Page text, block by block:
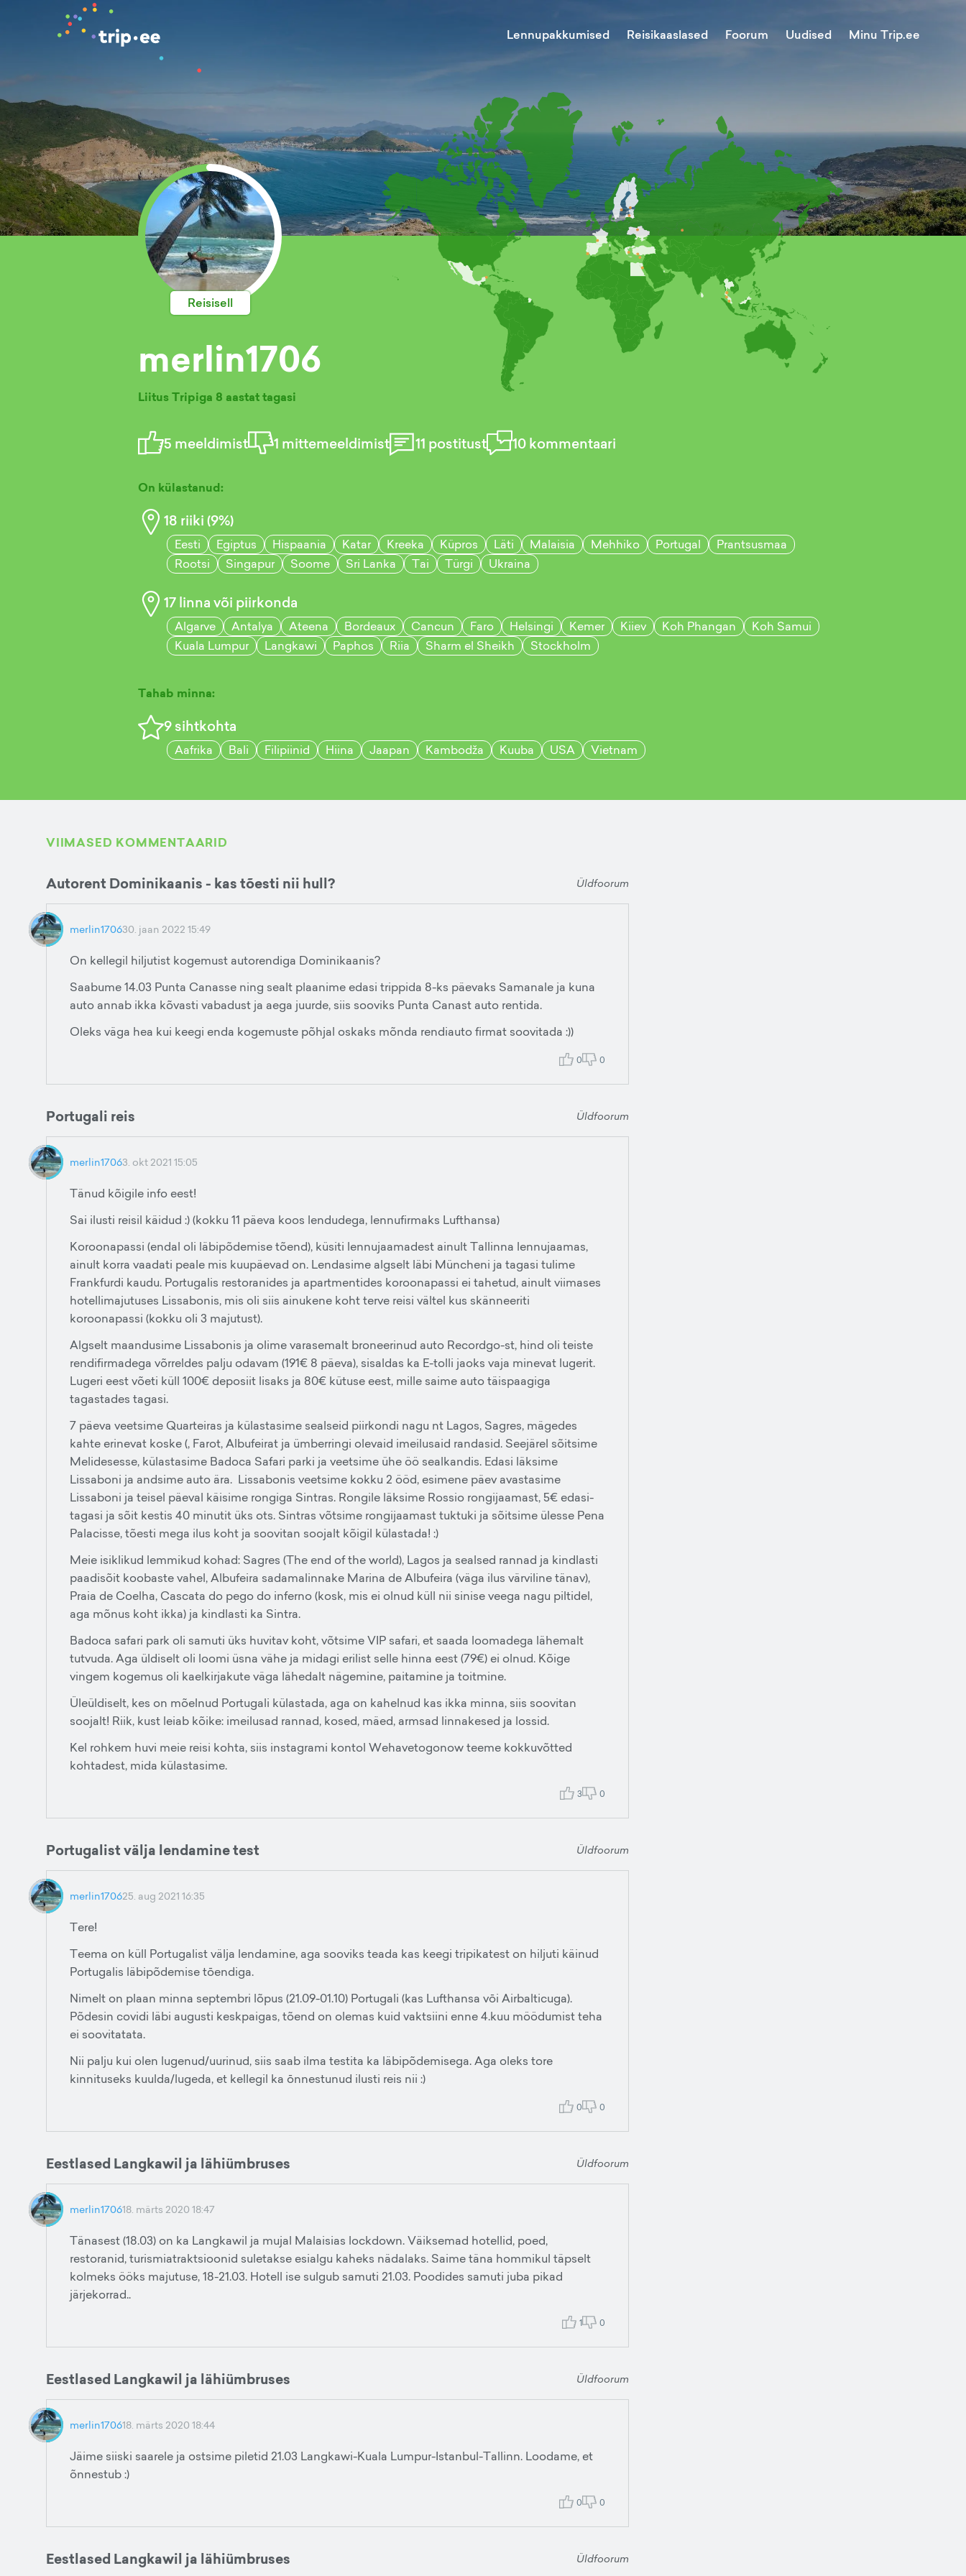
Lennupakkumised Reisikaaslased Foorum Uudised Minu Trip.ee
Reisisell
merlin1706
Liitus Tripiga 8 aastat tagasi
5 meeldimist 1 mittemeeldimist 11 postitust 10kommentaari
On külastanud:
18 riiki (9%)
Eesti Egiptus Hispaania Katar Kreeka Küpros Läti Malaisia Mehhiko Portugal
Prantsusmaa
Rootsi
Singapur Soome Sri Lanka Tai Türgi Ukraina
17linna või piirkonda
Algarve Antalya Ateena Bordeaux Cancun Faro Helsingi Kemer Kiiev Koh Phangan
Koh Samui
Kuala Lumpur
Langkawi Paphos Riia Sharm el Sheikh Stockholm
Tahab minna:
9sihtkohta
Aafrika Bali Filipiinid Hiina Jaapan Kambodža Kuuba USA Vietnam
VIIMASED KOMMENTAARID
Autorent Dominikaanis - kas tõesti nii hull? Üldfoorum
merlin170630. jaan 2022 15:49
On kellegil hiljutist kogemust autorendiga Dominikaanis?
Saabume 14.03 Punta Canasse ning sealt plaanime edasi trippida 8-ks päevaks Samanale ja kuna
auto annab ikka kõvasti vabadust ja aega juurde, siis sooviks Punta Canast auto rentida.
Oleks väga hea kui keegi enda kogemuste põhjal oskaks mõnda rendiauto firmat soovitada :))
0 0
Portugali reis Üldfoorum
merlin17063. okt 2021 15:05
Tänud kõigile info eest!
Sai ilusti reisil käidud :) (kokku 11 päeva koos lendudega, lennufirmaks Lufthansa)
Koroonapassi (endal oli läbipõdemise tõend), küsiti lennujaamadest ainult Tallinna lennujaamas,
ainult korra vaadati peale mis kuupäevad on. Lendasime algselt läbi Müncheni ja tagasi tulime
Frankfurdi kaudu. Portugalis restoranides ja apartmentides koroonapassi ei tahetud, ainult viimases
hotellimajutuses Lissabonis, mis oli siis ainukene koht terve reisi vältel kus skänneeriti
koroonapassi (kokku oli 3 majutust).
Algselt maandusime Lissabonis ja olime varasemalt broneerinud auto Recordgo-st, hind oli teiste
rendifirmadega võrreldes palju odavam (191€ 8 päeva), sisaldas ka E-tolli jaoks vaja minevat lugerit.
Lugeri eest võeti küll 100€ deposiit lisaks ja 80€ kütuse eest, mille saime auto täispaagiga
tagastades tagasi.
7 päeva veetsime Quarteiras ja külastasime sealseid piirkondi nagu nt Lagos, Sagres, mägedes
kahte erinevat koske (, Farot, Albufeirat ja ümberringi olevaid imeilusaid randasid. Seejärel sõitsime
Melidesesse, külastasime Badoca Safari parki ja veetsime ühe öö sealkandis. Edasi läksime
Lissaboni ja andsime auto ära. Lissabonis veetsime kokku 2 ööd, esimene päev avastasime
Lissaboni ja teisel päeval käisime rongiga Sintras. Rongile läksime Rossio rongijaamast, 5€ edasi-
tagasi ja sõit kestis 40 minutit üks ots. Sintras võtsime rongijaamast tuktuki ja sõitsime ülesse Pena
Palacisse, tõesti mega ilus koht ja soovitan soojalt kõigil külastada! :)
Meie isiklikud lemmikud kohad: Sagres (The end of the world), Lagos ja sealsed rannad ja kindlasti
paadisõit koobaste vahel, Albufeira sadamalinnake Marina de Albufeira (väga ilus värviline tänav),
Praia de Coelha, Cascata do pego do inferno (kosk, mis ei olnud küll nii sinise veega nagu piltidel,
aga mõnus koht ikka) ja kindlasti ka Sintra.
Badoca safari park oli samuti üks huvitav koht, võtsime VIP safari, et saada loomadega lähemalt
tutvuda. Aga üldiselt oli loomi üsna vähe ja midagi erilist selle hinna eest (79€) ei olnud. Kõige
vingem kogemus oli kaelkirjakute väga lähedalt nägemine, paitamine ja toitmine.
Üleüldiselt, kes on mõelnud Portugali külastada, aga on kahelnud kas ikka minna, siis soovitan
soojalt! Riik, kust leiab kõike: imeilusad rannad, kosed, mäed, armsad linnakesed ja lossid.
Kel rohkem huvi meie reisi kohta, siis instagrami kontol Wehavetogonow teeme kokkuvõtted
kohtadest, mida külastasime.
3 0
Portugalist välja lendamine test Üldfoorum
merlin170625. aug 2021 16:35
Tere!
Teema on küll Portugalist välja lendamine, aga sooviks teada kas keegi tripikatest on hiljuti käinud
Portugalis läbipõdemise tōendiga.
Nimelt on plaan minna septembri lõpus (21.09-01.10) Portugali (kas Lufthansa vōi Airbalticuga).
Põdesin covidi läbi augusti keskpaigas, tõend on olemas kuid vaktsiini enne 4.kuu möödumist teha
ei soovitatata.
Nii palju kui olen lugenud/uurinud, siis saab ilma testita ka läbipõdemisega. Aga oleks tore
kinnituseks kuulda/lugeda, et kellegil ka ōnnestunud ilusti reis nii :)
0 0
Eestlased Langkawil ja lähiümbruses Üldfoorum
merlin170618. märts 2020 18:47
Tänasest (18.03) on ka Langkawil ja mujal Malaisias lockdown. Väiksemad hotellid, poed,
restoranid, turismiatraktsioonid suletakse esialgu kaheks nädalaks. Saime täna hommikul täpselt
kolmeks ööks majutuse, 18-21.03. Hotell ise sulgub samuti 21.03. Poodides samuti juba pikad
järjekorrad..
1 0
Eestlased Langkawil ja lähiümbruses Üldfoorum
merlin170618. märts 2020 18:44
Jäime siiski saarele ja ostsime piletid 21.03 Langkawi-Kuala Lumpur-Istanbul-Tallinn. Loodame, et
õnnestub :)
0 0
Eestlased Langkawil ja lähiümbruses Üldfoorum